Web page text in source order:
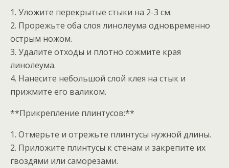
1. Уложите перекрытые стыки на 2-3 см.
2. Прорежьте оба слоя линолеума одновременно
острым ножом.
3. Удалите отходы и плотно сожмите края
линолеума.
4. Нанесите небольшой слой клея на стык и
прижмите его валиком.
**Прикрепление плинтусов:**
1. Отмерьте и отрежьте плинтусы нужной длины.
2. Приложите плинтусы к стенам и закрепите их
гвоздями или саморезами.